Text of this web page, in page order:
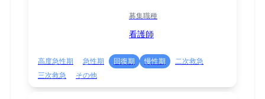
募集職種
看護師
高度急性期 急性期 回復期 慢性期
二次救急
三次救急
その他